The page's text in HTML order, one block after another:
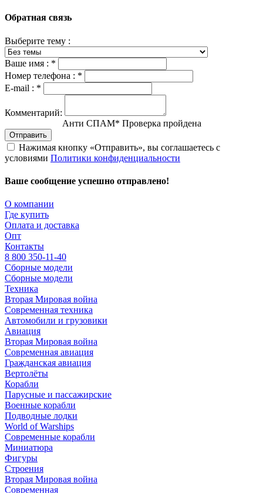
Обратная связь
Выберите тему :
Ваше имя : *
Номер телефона : *
E-mail : *
Комментарий:
Анти СПАМ* Проверка пройдена
Отправить
Нажимая кнопку «Отправить», вы соглашаетесь с
условиями Политики конфиденциальности
Ваше сообщение успешно отправлено!
О компании
Где купить
Оплата и доставка
Опт
Контакты
8 800 350-11-40
Сборные модели
Сборные модели
Техника
Вторая Мировая война
Современная техника
Автомобили и грузовики
Авиация
Вторая Мировая война
Современная авиация
Гражданская авиация
Вертолёты
Корабли
Парусные и пассажирские
Военные корабли
Подводные лодки
World of Warships
Современные корабли
Миниатюра
Фигуры
Строения
Вторая Мировая война
Современная